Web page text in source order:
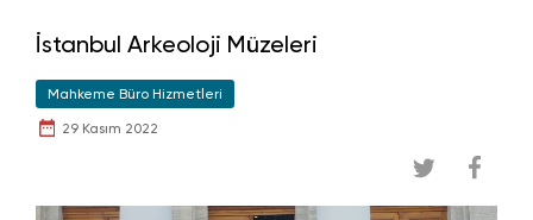
İstanbul Arkeoloji Müzeleri
Mahkeme Büro Hizmetleri
29 Kasım 2022